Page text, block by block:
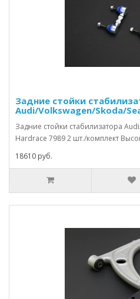
Задние стойки
Audi/Volkswagen/Skoda/
Задние стойки стабилизатора
Hardrace 7989 2 шт./комплект
18610 руб.